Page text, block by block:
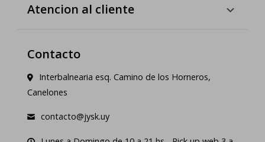
Atencion al cliente
Contacto
Interbalnearia esq. Camino de los Horneros,
Canelones
contacto@jysk.uy